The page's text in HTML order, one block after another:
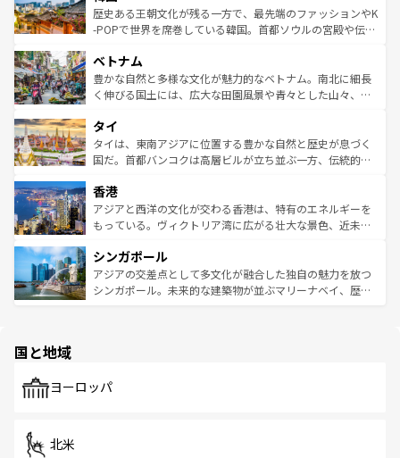
はコンテンツ一覧を参照してほしい。
ビング、ハイキングなど、アウトドア好きにはたまらな
い。オーストラリアの多彩な魅力を存分に味わいつくそ
参照してほしい。
と山間の静けさが共存しており、訪れる人に新しい発見と
驚きをもたらしてくれる。また、奥深い台湾の食文化も魅
容にもいいと評判のスイーツなど、バラエティ豊かな料理
が味わえる。 なお、新着の台湾情報は コンテンツ一覧を参
照してほしい。
歴史ある王朝文化が残る一方で、最先端のファッションやK
-POPで世界を席巻している韓国。首都ソウルの宮殿や伝統
き、地方に足を延ばせば四季折々の自然美を楽しむことが
できる。そして、キムチや焼肉、絶品のストリートフード
まで、さまざまな韓国料理が待っている。夜には、韓国な
リティに包まれながら、韓国の多彩な魅力を心ゆくまで味
わってみてほしい。 なお、新着の韓国情報はコンテンツ一
覧を参照してほしい。
ベトナム
豊かな自然と多様な文化が魅力的なベトナム。南北に細長
く伸びる国土には、広大な田園風景や青々とした山々、世
急速な発展と共に伝統が息づく。ハノイの古い町並みやホ
ーチミン市のフランス統治時代の建物も、独特の雰囲気を
醸し出している。また、バラエティの豊かさとおいしさで
とつ。フォーやバインミー、ベトナムコーヒーなどは、ぜ
ひ現地で味わいたい。どの地域を訪れてもあたたかい人々
が旅行者を迎えてくれるので、きっと忘れられない旅にな
参照してほしい。
タイ
タイは、東南アジアに位置する豊かな自然と歴史が息づく
国だ。首都バンコクは高層ビルが立ち並ぶ一方、伝統的な
の活気が交差している。北部ではチェンマイなどの山岳地
帯で自然と触れ合い、南部ではプーケットやクラビの美し
いビーチでリゾート気分を楽しむことができる。タイ料理
激する。気候は一年中温暖で、どの季節にも異なる楽しみ
が待っている。親しみやすいタイの人々、仏教を中心とし
た文化、そして多様な観光資源が、訪れる旅人を魅了し続
香港
アジアと西洋の文化が交わる香港は、特有のエネルギーを
もっている。ヴィクトリア湾に広がる壮大な景色、近未来
み、どこを訪れても感動するはず。観光スポットが密集し
ており、効率よく見どころを回れるのも魅力。息をのむよ
うな絶景から文化的な体験まで、香港を存分に楽しみ尽く
シンガポール
アジアの交差点として多文化が融合した独自の魅力を放つ
シンガポール。未来的な建築物が並ぶマリーナベイ、歴史
で、ホーカーズは地元の風情を楽しめる外せないスポット
国と地域
ヨーロッパ
北米